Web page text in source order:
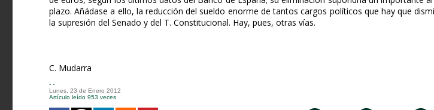
plazo. Añádase a ello, la reducción del sueldo enorme de tantos cargos políticos que hay que
la supresión del Senado y del T. Constitucional. Hay, pues, otras vías.
C. Mudarra
- -
Lunes, 23 de Enero 2012
Artículo leído 953 veces